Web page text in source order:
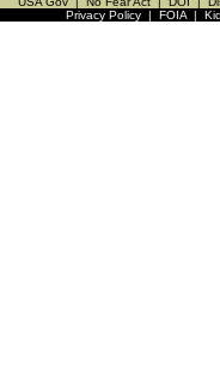
Privacy Policy| FOIA|